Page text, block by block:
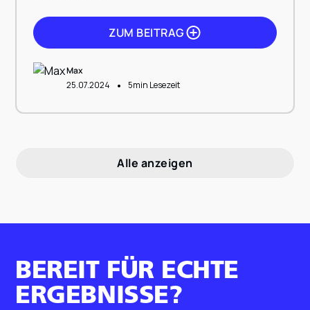
ZUM BEITRAG
Max
25.07.2024
• 5min Lesezeit
Alle anzeigen
BEREIT FÜR ECHTE
ERGEBNISSE?